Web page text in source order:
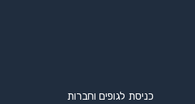
כניסת לגופים וחברות